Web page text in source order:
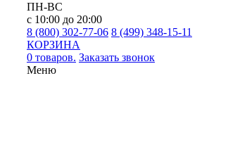
ПН-ВС
с 10:00 до 20:00
8 (800) 302-77-06 8 (499) 348-15-11
КОРЗИНА
0 товаров. Заказать звонок
Меню